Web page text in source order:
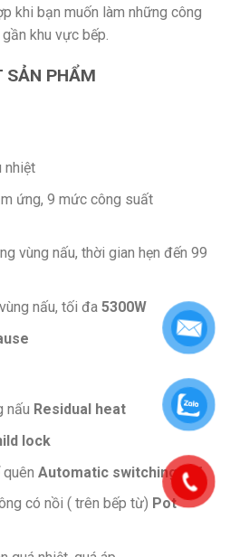
khi bạn muốn làm những công
khu vực bếp.
SẢN PHẨM
nhiệt
ứng, 9 mức công suất
vùng nấu, thời gian hẹn đến 99
nấu, tối đa 5300W
nấu Residual heat
lock
Automatic switching off
có nồi ( trên bếp từ) Pot